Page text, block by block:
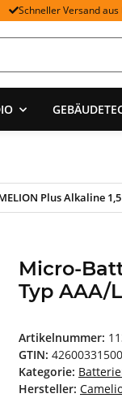
Schneller Versand aus
Plus Alkaline
Micro-
Typ AAA/
Artikelnummer:
GTIN:
Kategorie:
Hersteller: